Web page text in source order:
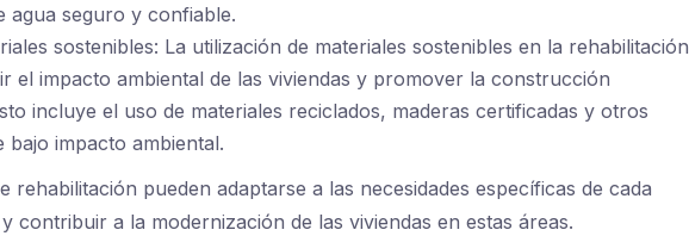
agua seguro y confiable.
sostenibles: La utilización de materiales sostenibles en la rehabilitación
el impacto ambiental de las viviendas y promover la construcción
incluye el uso de materiales reciclados, maderas certificadas y otros
bajo impacto ambiental.
rehabilitación pueden adaptarse a las necesidades específicas de cada
contribuir a la modernización de las viviendas en estas áreas.